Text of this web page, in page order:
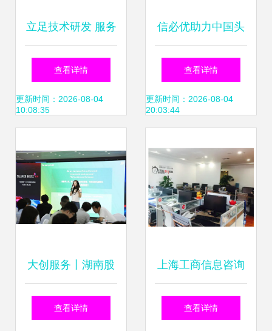
立足技术研发 服务
发展大局 成都天测
皓智以科创之力护
查看详情
更新时间：2026-08-04
10:08:35
信必优助力中国头
部综合性证券公司
信息技术咨询服务
查看详情
更新时间：2026-08-04
20:03:44
大创服务丨湖南股
交所联合拓维信息
查看详情
上海工商信息咨询
服务问答知识
查看详情